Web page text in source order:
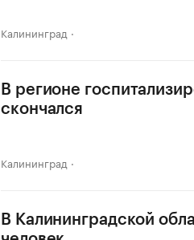
Калининград
В регионе
скончался
Калининград
В Калининградской